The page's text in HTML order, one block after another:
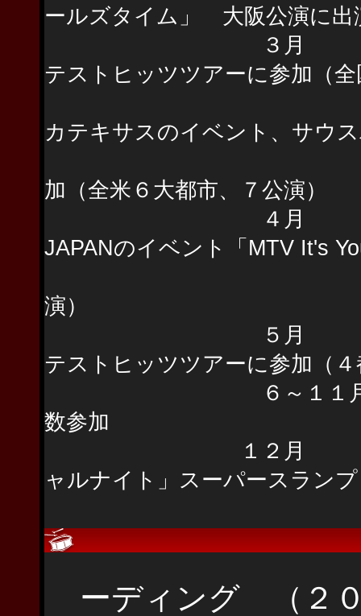
ールズタイム」 大阪公演に
３月 LOVE
テストヒッツツアーに参加（
カテキサスのイベント、サウ
加（全米６大都市、７公演）
４月 LOVE
JAPANのイベント「MTV It's
演）
５月 LOVE
テストヒッツツアーに参加（４
６～１１月 新人ア
数参加
１２月 横浜アリ
ャルナイト」スーパースラン
主なラ
ーディング （２０